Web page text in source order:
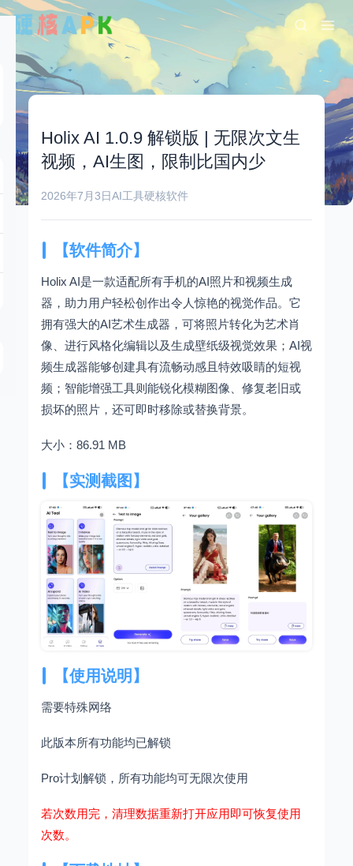
Holix AI 1.0.9 解锁版 | 无限次文生
视频，AI生图，限制比国内少
2026年7月3日AI工具硬核软件
【软件简介】
Holix AI是一款适配所有手机的AI照片和视频生成
器，助力用户轻松创作出令人惊艳的视觉作品。它
拥有强大的AI艺术生成器，可将照片转化为艺术肖
像、进行风格化编辑以及生成壁纸级视觉效果；AI视
频生成器能够创建具有流畅动感且特效吸睛的短视
频；智能增强工具则能锐化模糊图像、修复老旧或
损坏的照片，还可即时移除或替换背景。
大小：86.91 MB
【实测截图】
【使用说明】
需要特殊网络
此版本所有功能均已解锁
Pro计划解锁，所有功能均可无限次使用
若次数用完，清理数据重新打开应用即可恢复使用
次数。